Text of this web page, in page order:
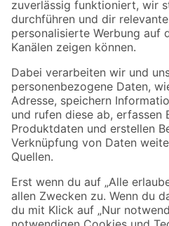
Zur Newsletter Anmeldung
Folge uns
Zahlungsarten
Sicher einkaufen
Jetzt die toom-App herunterladen